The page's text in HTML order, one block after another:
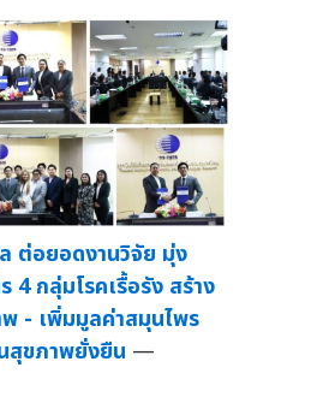
ต่อยอดงานวิจัย มุ่ง
กลุ่มโรคเรื้อรัง สร้าง
- เพิ่มมูลค่าสมุนไพร
สุขภาพยั่งยืน —